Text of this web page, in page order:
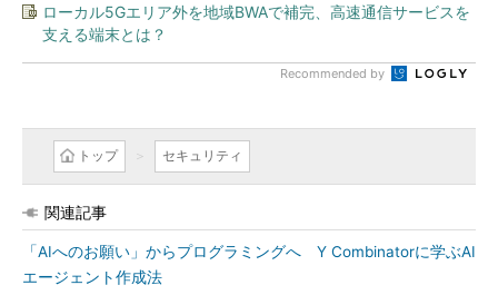
ローカル5Gエリア外を地域BWAで補完、高速通信サービスを
支える端末とは？
Recommended by
トップ セキュリティ
関連記事
「AIへのお願い」からプログラミングへ Y Combinatorに学ぶAI
エージェント作成法